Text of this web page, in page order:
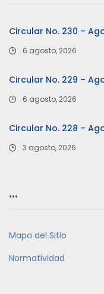
Circular No. 230 –
6 agosto, 2026
Circular No. 229 –
6 agosto, 2026
Circular No. 228 –
3 agosto, 2026
…
Mapa del Sitio
Normatividad